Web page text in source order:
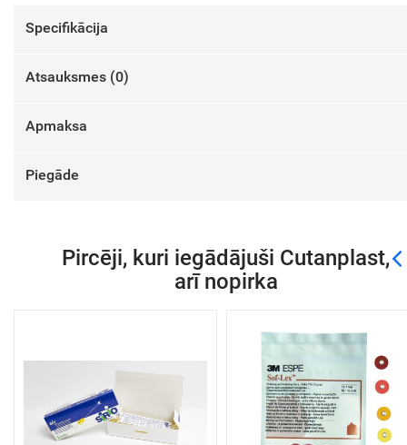
Specifikācija
Atsauksmes (0)
Apmaksa
Piegāde
Pircēji, kuri iegādājuši Cutanplast,
arī nopirka